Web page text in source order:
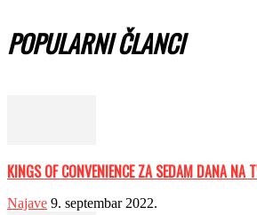
POPULARNI ČLANCI
KINGS OF CONVENIENCE ZA SEDAM DANA NA
Najave 9. septembar 2022.